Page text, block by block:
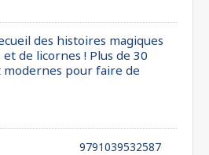
des histoires magiques
de licornes ! Plus de 30
modernes pour faire de
9791039532587